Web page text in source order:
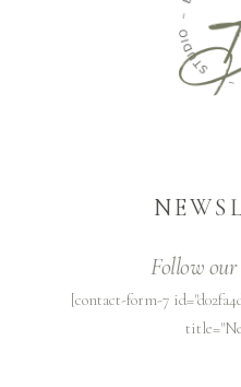
Follow our
[contact-form-7